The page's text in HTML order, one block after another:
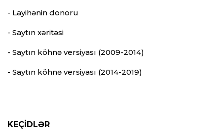
- Layihənin donoru
- Saytın xəritəsi
- Saytın köhnə versiyası (2009-2014)
- Saytın köhnə versiyası (2014-2019)
KEÇİDLƏR